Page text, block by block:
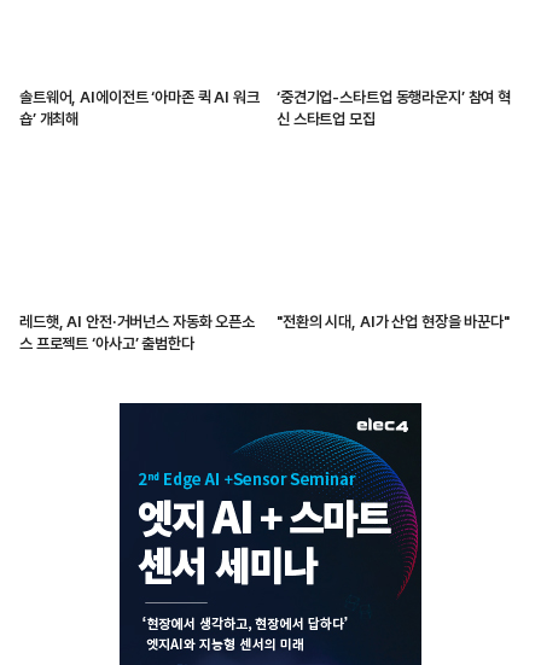
솔트웨어, AI에이전트 ‘아마존 퀵 AI 워크
숍’ 개최해
‘중견기업-스타트업 동행라운지’ 참여 혁
신 스타트업 모집
레드햇, AI 안전·거버넌스 자동화 오픈소
스 프로젝트 ‘아사고’ 출범한다
"전환의 시대, AI가 산업 현장을 바꾼다"